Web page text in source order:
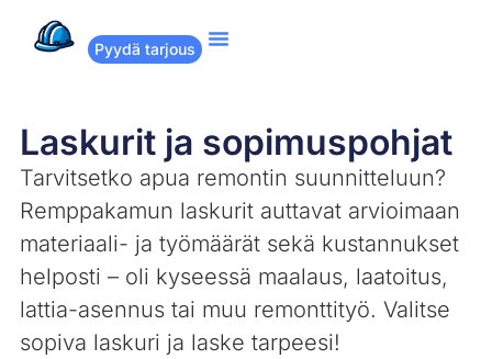
Pyydä tarjous
Laskurit ja sopimuspohjat
Tarvitsetko apua remontin suunnitteluun?
Remppakamun laskurit auttavat arvioimaan
materiaali- ja työmäärät sekä kustannukset
helposti – oli kyseessä maalaus, laatoitus,
lattia-asennus tai muu remonttityö. Valitse
sopiva laskuri ja laske tarpeesi!